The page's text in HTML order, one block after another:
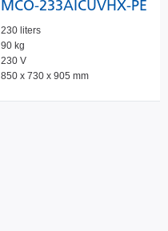
MCO-233AICUVHX-PE
230 liters
90 kg
230 V
850 x 730 x 905 mm